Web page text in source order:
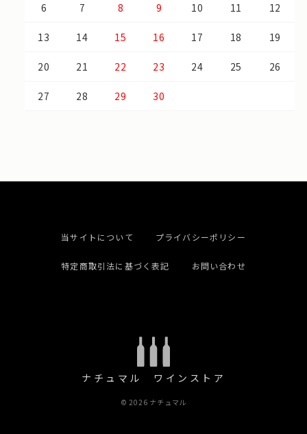
6 7 8 9 10 11 12
13 14 15 16 17 18 19
20 21 22 23 24 25 26
27 28 29 30
当サイトについて プライバシーポリシー
特定商取引法に基づく表記 お問い合わせ
ナチュマル ワインストア
© 2026 ナチュマル